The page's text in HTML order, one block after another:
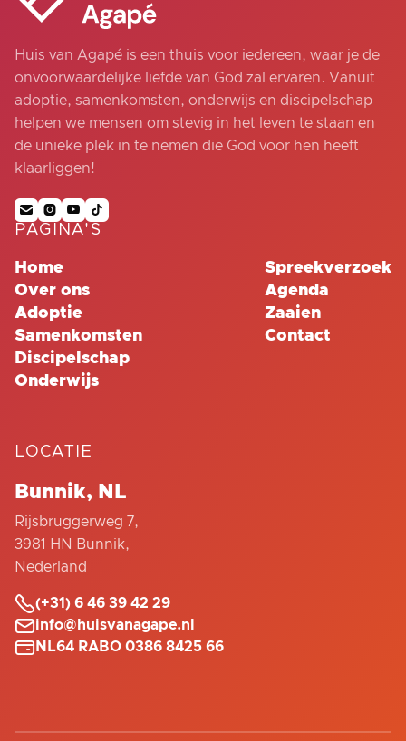
Huis van Agapé is een thuis voor iedereen, waar je de
onvoorwaardelijke liefde van God zal ervaren. Vanuit
adoptie, samenkomsten, onderwijs en discipelschap
helpen we mensen om stevig in het leven te staan en
de unieke plek in te nemen die God voor hen heeft
klaarliggen!
   
PAGINA'S
Home
Over ons
Adoptie
Samenkomsten
Discipelschap
Onderwijs
Spreekverzoek
Agenda
Zaaien
Contact
LOCATIE
Bunnik, NL
Rijsbruggerweg 7,
3981 HN Bunnik,
Nederland
(+31) 6 46 39 42 29
info@huisvanagape.nl
 NL64 RABO 0386 8425 66